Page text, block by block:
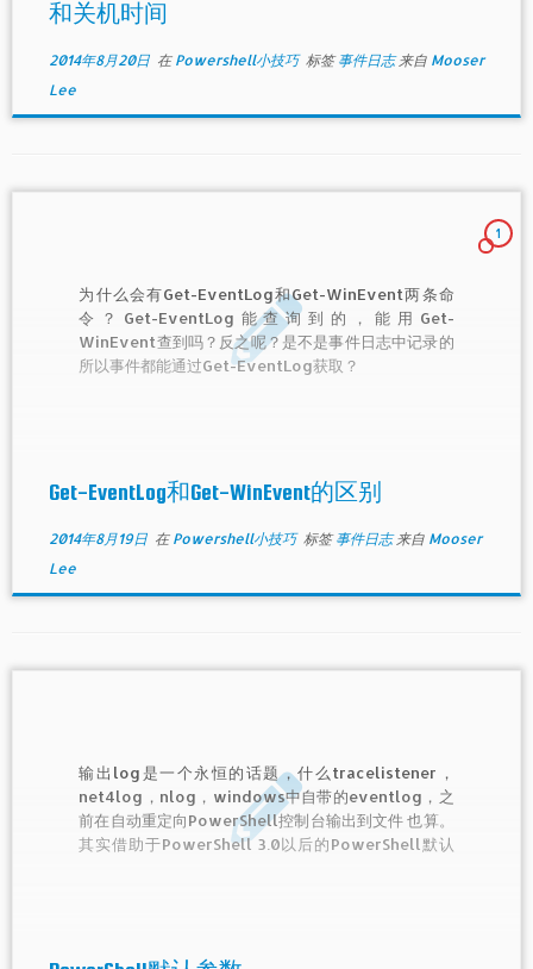
和关机时间
2014年8月20日在 Powershell小技巧 标签事件日志来自 Mooser
Lee
1
为什么会有Get-EventLog和Get-WinEvent两条命
令？Get-EventLog能查询到的，能用Get-
WinEvent查到吗？反之呢？是不是事件日志中记录的
所以事件都能通过Get-EventLog获取？
Get-EventLog和Get-WinEvent的区别
2014年8月19日在 Powershell小技巧 标签事件日志来自 Mooser
Lee
输出log是一个永恒的话题，什么tracelistener，
net4log，nlog，windows中自带的eventlog，之
前在自动重定向PowerShell控制台输出到文件 也算。
其实借助于PowerShell 3.0以后的PowerShell默认